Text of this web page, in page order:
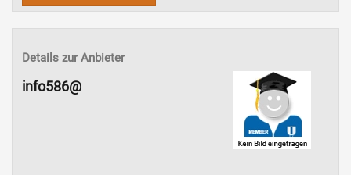
Details zur Anbieter
info586@